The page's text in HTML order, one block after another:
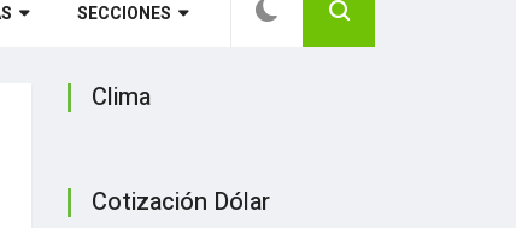
SECCIONES
Clima
Cotización Dólar